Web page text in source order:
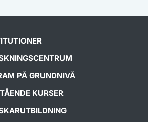
PÅ GRUNDNIVÅ
KURSER